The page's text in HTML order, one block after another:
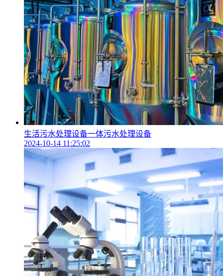
生活污水处理设备一体污水处理设备
2024-10-14 11:25:02